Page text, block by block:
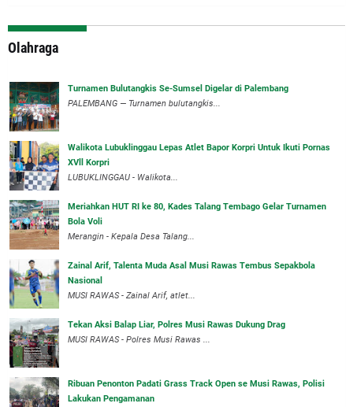
Olahraga
Turnamen Bulutangkis Se-Sumsel Digelar di Palembang
PALEMBANG — Turnamen bulutangkis...
Walikota Lubuklinggau Lepas Atlet Bapor Korpri Untuk Ikuti Pornas
XVll Korpri
LUBUKLINGGAU - Walikota...
Meriahkan HUT RI ke 80, Kades Talang Tembago Gelar Turnamen
Bola Voli
Merangin - Kepala Desa Talang...
Zainal Arif, Talenta Muda Asal Musi Rawas Tembus Sepakbola
Nasional
MUSI RAWAS - Zainal Arif, atlet...
Tekan Aksi Balap Liar, Polres Musi Rawas Dukung Drag
MUSI RAWAS - Polres Musi Rawas ...
Ribuan Penonton Padati Grass Track Open se Musi Rawas, Polisi
Lakukan Pengamanan